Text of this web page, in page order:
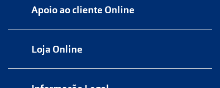
Apoio ao cliente Online
Loja Online